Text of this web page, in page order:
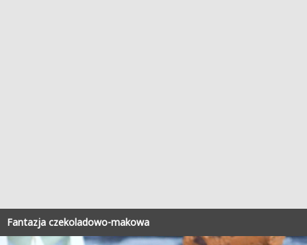
Fantazja czekoladowo-makowa